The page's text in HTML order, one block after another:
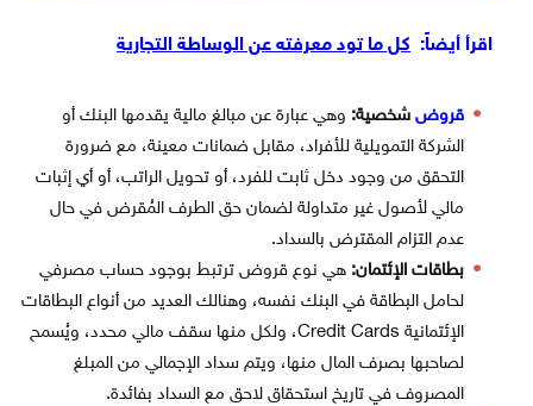
اقرأ أيضاً: كل ما تود معرفته عن الوساطة التجارية
قروضشخصية: وهي عبارة عن مبالغ مالية يقدمها البنك أو
الشركة التمويلية للأفراد، مقابل ضمانات معينة، مع ضرورة
التحقق من وجود دخل ثابت للفرد، أو تحويل الراتب، أو أي إثبات
مالي لأصول غير متداولة لضمان حق الطرف المُقرض في حال
عدم التزام المقترض بالسداد.
بطاقات الإئتمان: هي نوع قروض ترتبط بوجود حساب مصرفي
لحامل البطاقة في البنك نفسه، وهنالك العديد من أنواع البطاقات
الإئتمانية Credit Cards، ولكل منها سقف مالي محدد، ويُسمح
لصاحبها بصرف المال منها، ويتم سداد الإجمالي من المبلغ
المصروف في تاريخ استحقاق لاحق مع السداد بفائدة.